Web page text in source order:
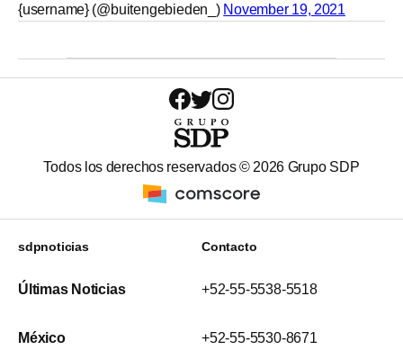
{username} (@buitengebieden_) November 19, 2021
Todos los derechos reservados © 2026 Grupo SDP
sdpnoticias
Últimas Noticias
México
Contacto
+52-55-5538-5518
+52-55-5530-8671